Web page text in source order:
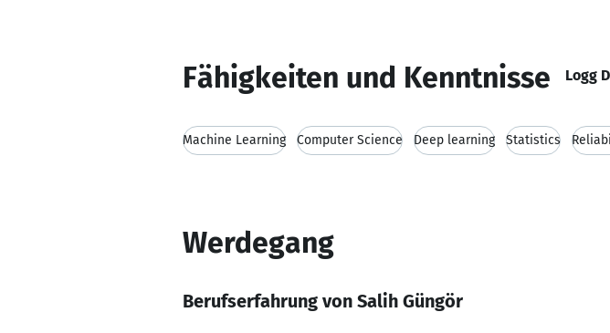
Fähigkeiten und Kenntnisse Logg
Machine Learning Computer Science Deep learning Statistics
Werdegang
Berufserfahrung von Salih Güngör